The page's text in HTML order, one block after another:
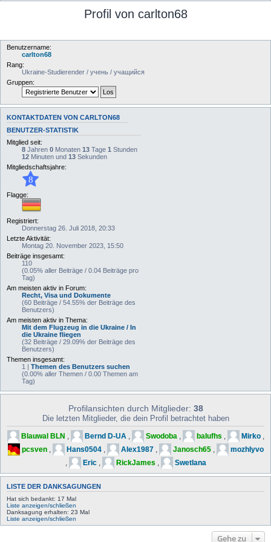
Profil von carlton68
Benutzername:
carlton68
Rang:
Ukraine-Studierender / учень / учащийся
Gruppen:
KONTAKTDATEN VON CARLTON68
BENUTZER-STATISTIK
Mitglied seit:
8 Jahren 0 Monaten 13 Tage 1 Stunden
12 Minuten und 13 Sekunden
Mitgliedschaftsjahre:
8
Flagge:
Registriert:
Donnerstag 26. Juli 2018, 20:33
Letzte Aktivität:
Montag 20. November 2023, 15:50
Beiträge insgesamt:
110
(0.05% aller Beiträge / 0.04 Beiträge pro
Tag)
Am meisten aktiv in Forum:
Recht, Visa und Dokumente
(60 Beiträge / 54.55% der Beiträge des
Benutzers)
Am meisten aktiv in Thema:
Mit dem Flugzeug in die Ukraine / In
die Ukraine fliegen
(32 Beiträge / 29.09% der Beiträge des
Benutzers)
Themen insgesamt:
1 | Themen des Benutzers suchen
(0.00% aller Themen / 0.00 Themen am
Tag)
Profilansichten durch Mitglieder: 38
Die letzten Mitglieder, die dein Profil betrachtet haben
Blauwal BLN , Bernd D-UA , Swodoba , balufhs , Mirko ,
pcsven , Hans0504 , Alex1987 , Janosch65 ,
mozhlyvo
,
Eric , RickJames , Swetlana
LISTE DER DANKSAGUNGEN
Hat sich bedankt: 17 Mal
Liste anzeigen/schließen
Danksagung erhalten: 23 Mal
Liste anzeigen/schließen
Gehe zu